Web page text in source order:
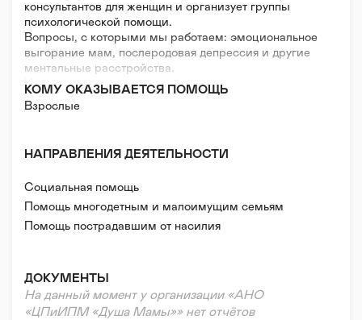
консультантов для женщин и организует группы
психологической помощи.
Вопросы, с которыми мы работаем: эмоциональное
выгорание мам, послеродовая депрессия и другие
ментальные расстройства.
Наша миссия:
Заботиться о матерях, которые растят будущие
поколения России.
бэбиблюза или послеродовой депрессии, важности
Снизить степень тяжести последствий, вызванных
ментальными расстройствами у матерей.
2. Оказывать бесплатную качественную
детьми, свои хобби, развитие и отдых.
4. Повысить уровень доверия у мам к психологии,
психотерапии.
КОМУ ОКАЗЫВАЕТСЯ ПОМОЩЬ
Взрослые
НАПРАВЛЕНИЯ ДЕЯТЕЛЬНОСТИ
Социальная помощь
Помощь многодетным и малоимущим семьям
Помощь пострадавшим от насилия
Волонтерская помощь
Психологическая помощь
ДОКУМЕНТЫ
На данный момент у организации «АНО
«ЦПиИПМ «Душа Мамы»» нет отчётов